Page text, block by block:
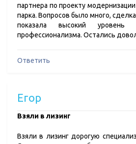
партнера по проекту
парка. Вопросов было много,
показала высокий уровень
профессионализма. Остались
Ответить
Егор
​Взяли в лизинг
Взяли в лизинг дорогую